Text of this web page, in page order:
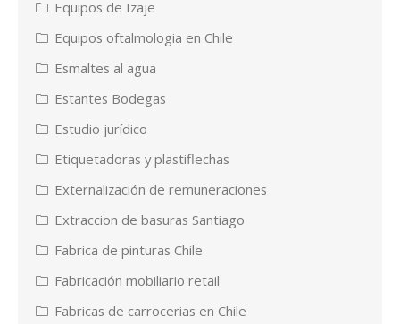
Equipos de Izaje
Equipos oftalmologia en Chile
Esmaltes al agua
Estantes Bodegas
Estudio jurídico
Etiquetadoras y plastiflechas
Externalización de remuneraciones
Extraccion de basuras Santiago
Fabrica de pinturas Chile
Fabricación mobiliario retail
Fabricas de carrocerias en Chile